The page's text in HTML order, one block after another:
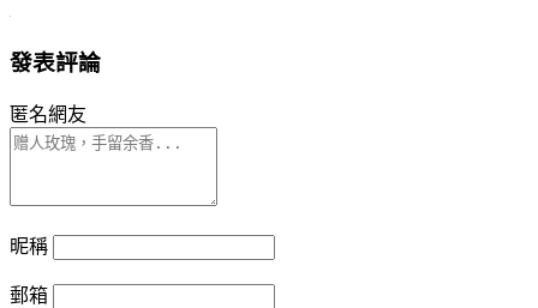
發表評論
匿名網友
昵稱
郵箱